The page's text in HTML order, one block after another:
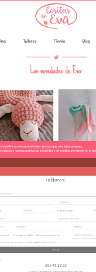
Diseño de tienda
tienda online para
especializada en
web para fotógrafo
y familias, con
y diseño